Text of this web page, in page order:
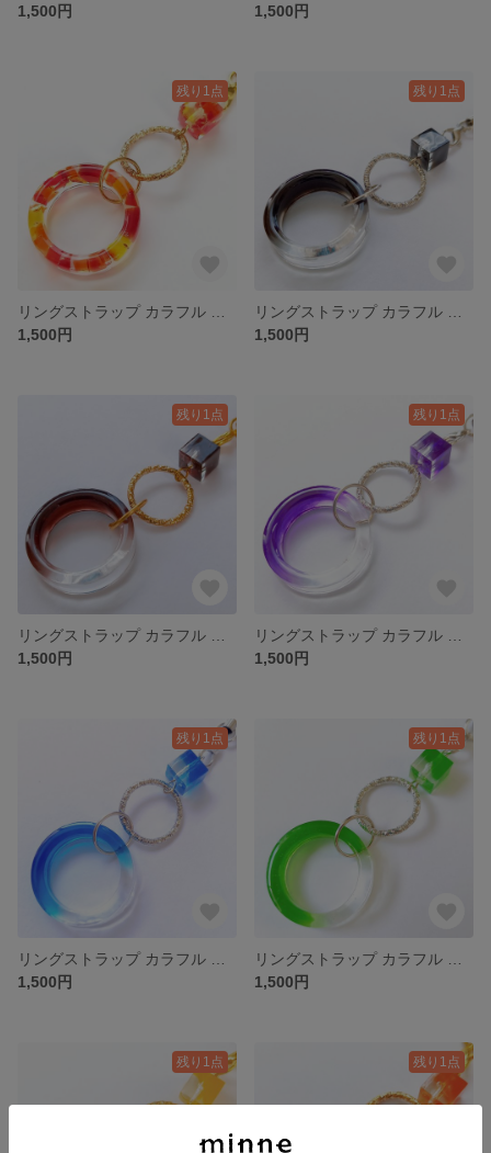
1,500円
1,500円
残り1点
1,500円
残り1点
1,500円
残り1点
1,500円
残り1点
1,500円
残り1点
1,500円
残り1点
1,500円
残り1点 残り1点